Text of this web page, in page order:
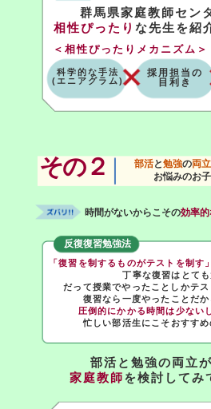
群馬県家庭教師セン
相性ぴったり な先生を紹
＜相性ぴったりメカニズム＞
科学的な手法
(エニアグラム)
採用担当の
目利き
その２ 部活と勉強の両立
お悩みのお
時間がないからこその効率
反復復習勉強法
「復習を制するものがテストを制す」
丁寧な復習はとて
だって授業でやったことしかテス
復習なら一度やったことだ
圧倒的にかかる時間は少ない
忙しい部活生にこそおすすめ
部活と勉強の両立
家庭教師を検討してみ